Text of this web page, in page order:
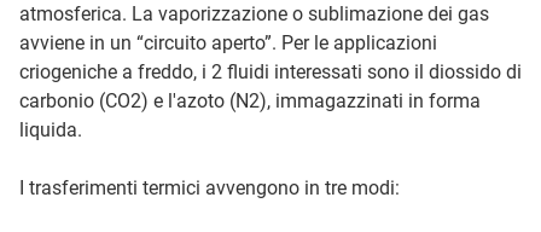
atmosferica. La vaporizzazione o sublimazione dei gas
avviene in un “circuito aperto”. Per le applicazioni
criogeniche a freddo, i 2 fluidi interessati sono il diossido di
carbonio (CO2) e l'azoto (N2), immagazzinati in forma
liquida.
I trasferimenti termici avvengono in tre modi: